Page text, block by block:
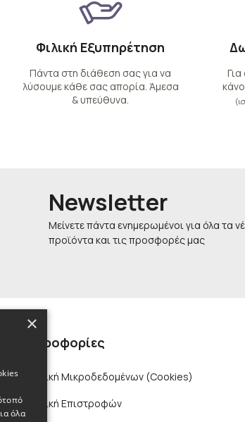
Φιλική Εξυπηρέτηση
Πάντα στη διάθεση σας για να
λύσουμε κάθε σας απορία. Άμεσα
& υπεύθυνα.
Newsletter
Μείνετε πάντα ενημερωμένοι για όλα τα
προϊόντα και τις προσφορές μας
Πληροφορίες
Πολιτική Μικροδεδομένων (Cookies)
Πολιτική Επιστροφών
×
όλα